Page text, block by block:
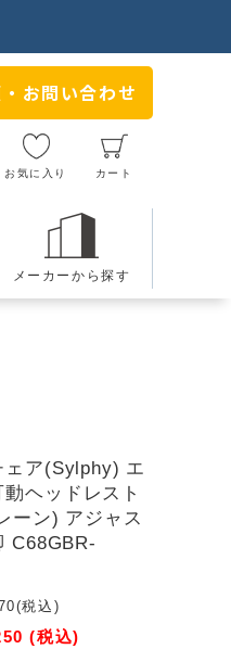
お問い合わせ
お気に入り カート
メーカーから探す
ェア(Sylphy) エ
ヘッドレスト
ーン) アジャス
C68GBR-
(税込)
(税込)